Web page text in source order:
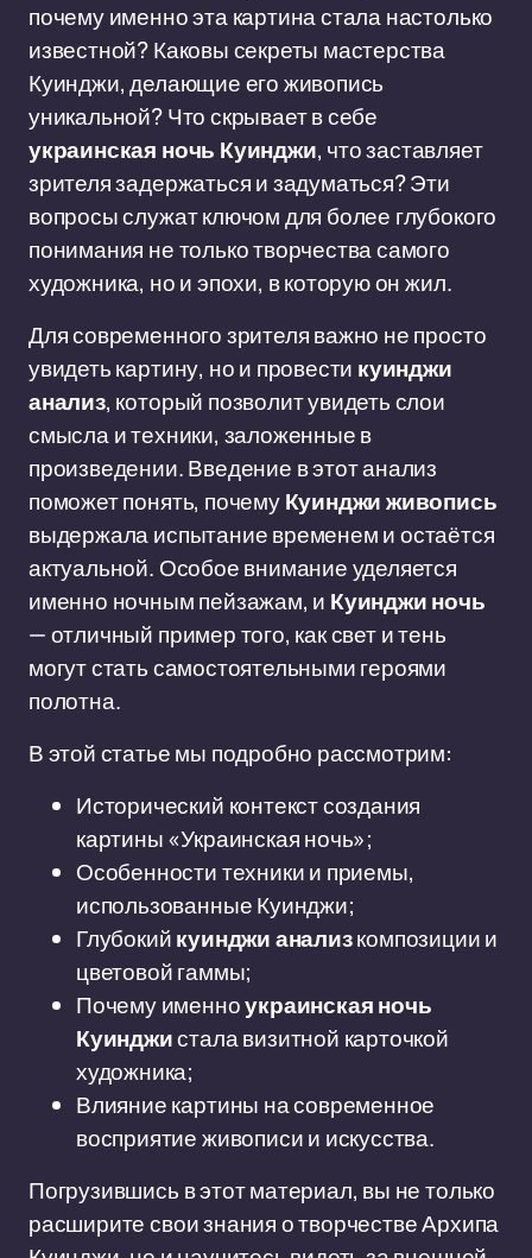
почему именно эта картина стала настолько
известной? Каковы секреты мастерства
Куинджи, делающие его живопись
уникальной? Что скрывает в себе
украинская ночь Куинджи, что заставляет
зрителя задержаться и задуматься? Эти
вопросы служат ключом для более глубокого
понимания не только творчества самого
художника, но и эпохи, в которую он жил.
Для современного зрителя важно не просто
увидеть картину, но и провести куинджи
анализ, который позволит увидеть слои
смысла и техники, заложенные в
произведении. Введение в этот анализ
поможет понять, почемуКуинджи живопись
выдержала испытание временем и остаётся
актуальной. Особое внимание уделяется
именно ночным пейзажам, и Куинджи ночь
— отличный пример того, как свет и тень
могут стать самостоятельными героями
полотна.
В этой статье мы подробно рассмотрим:
Исторический контекст создания
картины «Украинская ночь»;
Особенности техники и приемы,
использованные Куинджи;
Глубокийкуинджи анализкомпозиции и
цветовой гаммы;
Почему именноукраинская ночь
Куинджистала визитной карточкой
художника;
Влияние картины на современное
восприятие живописи и искусства.
Погрузившись в этот материал, вы не только
расширите свои знания о творчестве Архипа